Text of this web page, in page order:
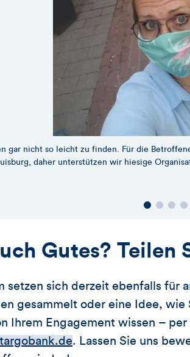
gar nicht so leicht zu finden. Für die
daher unterstützen wir hiesige
Gutes? Teilen
setzen sich derzeit ebenfalls für
gesammelt oder eine Idee, wie
Ihrem Engagement wissen –
. Lassen Sie uns